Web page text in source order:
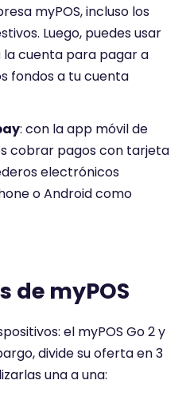
myPOS, incluso los
Luego, puedes usar
cuenta para pagar a
fondos a tu cuenta
: con la app móvil de
cobrar pagos con tarjeta
electrónicos
o Android como
de myPOS
el myPOS Go 2 y
divide su oferta en 3
una a una: